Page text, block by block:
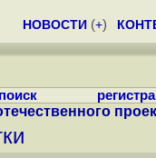
НОВОСТИ (+)
поиск